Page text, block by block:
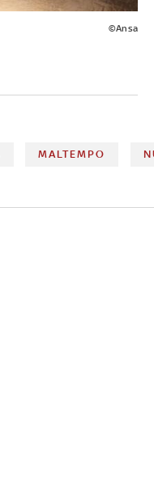
©Ansa
MALTEMPO